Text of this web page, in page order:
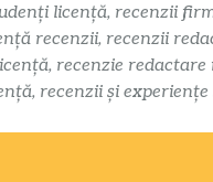
licență, recenzii
recenzii, recenzii
recenzie redactare
recenzii și